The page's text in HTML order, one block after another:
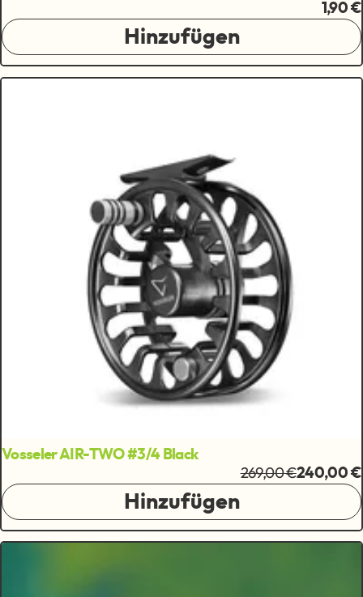
1,90 €
Hinzufügen
Vosseler AIR-TWO #3/4 Black
269,00 €240,00 €
Hinzufügen